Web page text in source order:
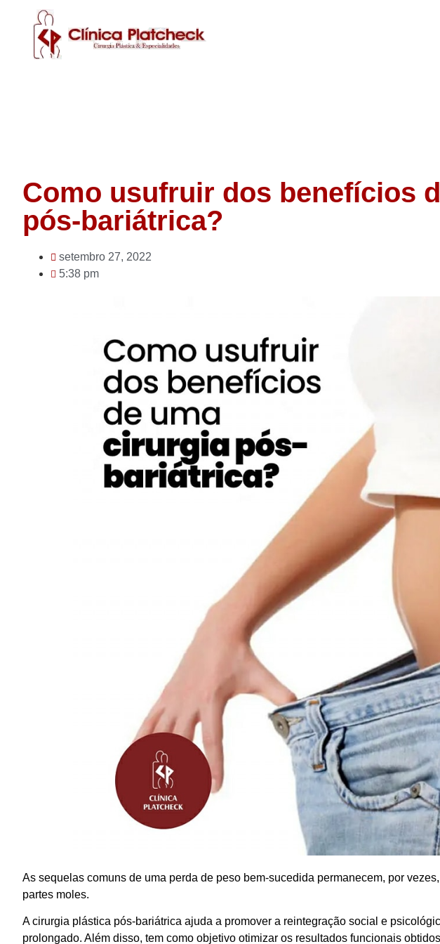
Como usufruir dos benefícios
pós-bariátrica?
setembro 27, 2022
5:38 pm
As sequelas comuns de uma perda de peso bem-sucedida permanecem, por
partes moles.
A cirurgia plástica pós-bariátrica ajuda a promover a reintegração social e
prolongado. Além disso, tem como objetivo otimizar os resultados funcionais